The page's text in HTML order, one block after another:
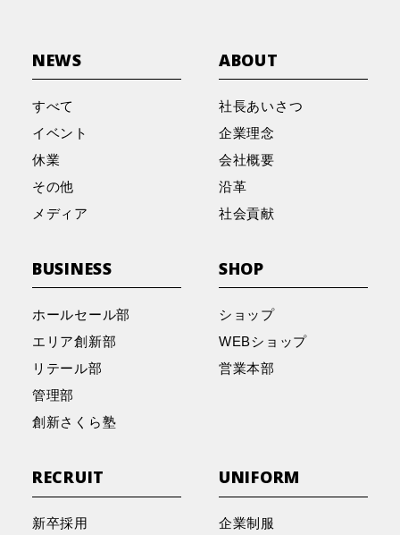
NEWS
すべて
イベント
休業
その他
メディア
ABOUT
社長あいさつ
企業理念
会社概要
沿革
社会貢献
BUSINESS
ホールセール部
エリア創新部
リテール部
管理部
創新さくら塾
SHOP
ショップ
WEBショップ
営業本部
RECRUIT
新卒採用
UNIFORM
企業制服